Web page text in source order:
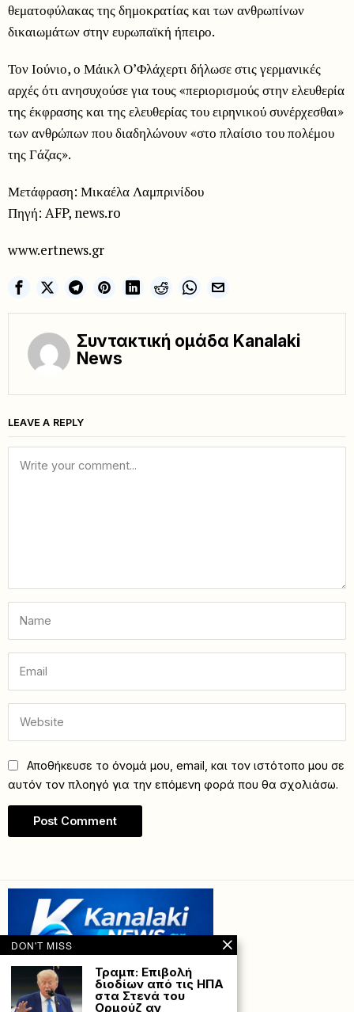
θεματοφύλακας της δημοκρατίας και των ανθρωπίνων
δικαιωμάτων στην ευρωπαϊκή ήπειρο.
Τον Ιούνιο, ο Μάικλ Ο’Φλάχερτι δήλωσε στις γερμανικές
αρχές ότι ανησυχούσε για τους «περιορισμούς στην ελευθερία
της έκφρασης και της ελευθερίας του ειρηνικού συνέρχεσθαι»
των ανθρώπων που διαδηλώνουν «στο πλαίσιο του πολέμου
της Γάζας».
Μετάφραση: Μικαέλα Λαμπρινίδου
Πηγή: AFP, news.ro
www.ertnews.gr
Συντακτική ομάδα Kanalaki
News
LEAVE A REPLY
Αποθήκευσε το όνομά μου, email, και τον ιστότοπο μου σε
αυτόν τον πλοηγό για την επόμενη φορά που θα σχολιάσω.
DON'T MISS
Τραμπ: Επιβολή
διοδίων από τις ΗΠΑ
στα Στενά του
Ορμούζ αν